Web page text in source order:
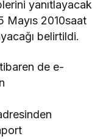
yanıtlayacak
Mayıs 2010saat
belirtildi.
de e-